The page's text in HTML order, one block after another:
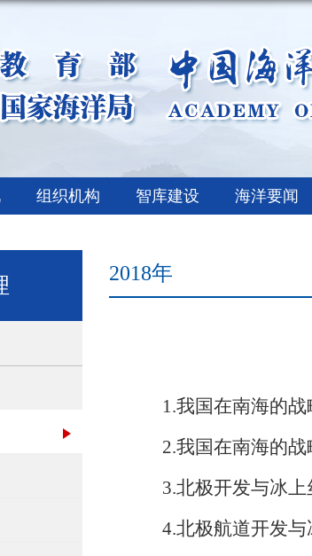
组织机构 智库建设 海洋要闻
2018年
1.我国在南海的战略
2.我国在南海的战略
3.北极开发与冰上
4.北极航道开发与